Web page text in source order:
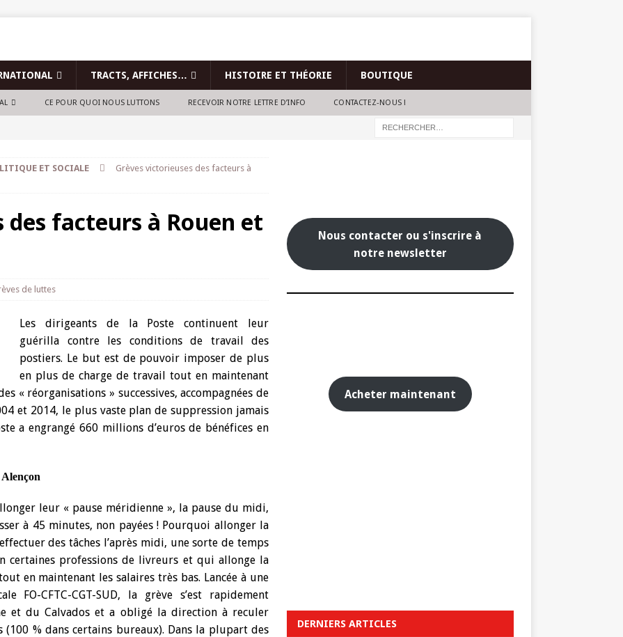
TRACTS, AFFICHES… HISTOIRE ET THÉORIE BOUTIQUE
CE POUR QUOI NOUS LUTTONS RECEVOIR NOTRE LETTRE D’INFO CONTACTEZ-NOUS !
ET SOCIALE
Grèves victorieuses des facteurs à
des facteurs à Rouen et
de luttes
Les dirigeants de la Poste continuent leur
guérilla contre les conditions de travail des
postiers. Le but est de pouvoir imposer de plus
en plus de charge de travail tout en maintenant
« réorganisations » successives, accompagnées de
et 2014, le plus vaste plan de suppression jamais
a engrangé 660 millions d’euros de bénéfices en
leur « pause méridienne », la pause du midi,
à 45 minutes, non payées ! Pourquoi allonger la
des tâches l’après midi, une sorte de temps
certaines professions de livreurs et qui allonge la
en maintenant les salaires très bas. Lancée à une
FO-CFTC-CGT-SUD, la grève s’est rapidement
et du Calvados et a obligé la direction à reculer
% dans certains bureaux). Dans la plupart des
Nous contacter ou s'inscrire à
notre newsletter
Acheter maintenant
DERNIERS ARTICLES